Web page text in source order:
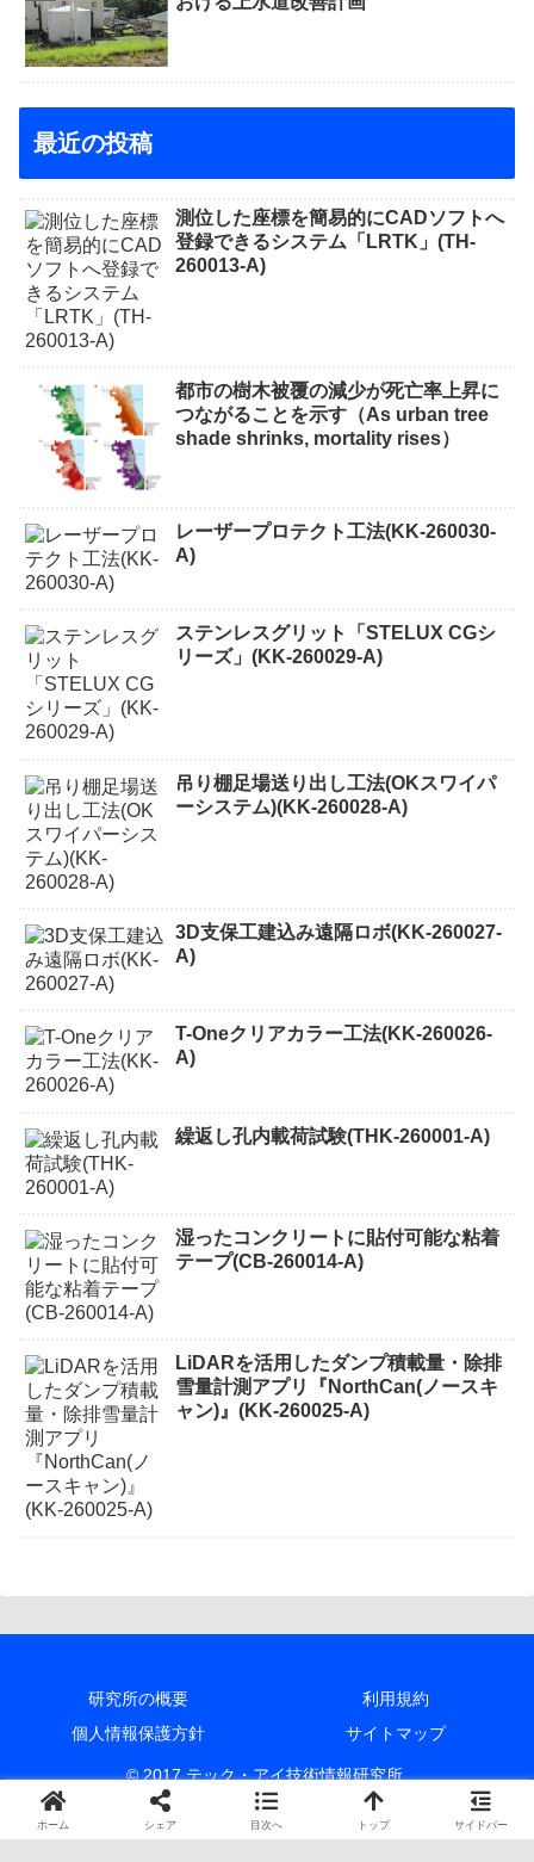
最近の投稿
測位した座標を簡易的にCADソフトへ
登録できるシステム「LRTK」(TH-
260013-A)
都市の樹木被覆の減少が死亡率上昇に
つながることを示す（As urban tree
shade shrinks, mortality rises）
レーザープロテクト⼯法(KK-260030-
A)
ステンレスグリット「STELUX CGシ
リーズ」(KK-260029-A)
吊り棚足場送り出し工法(OKスワイパ
ーシステム)(KK-260028-A)
3D支保工建込み遠隔ロボ(KK-260027-
A)
T-Oneクリアカラー工法(KK-260026-
A)
繰返し孔内載荷試験(THK-260001-A)
湿ったコンクリートに貼付可能な粘着
テープ(CB-260014-A)
LiDARを活用したダンプ積載量・除排
雪量計測アプリ『NorthCan(ノースキ
ャン)』(KK-260025-A)
研究所の概要
利用規約
個人情報保護方針
サイトマップ
© 2017 テック・アイ技術情報研究所.
ホーム シェア 目次へ トップ サイドバー